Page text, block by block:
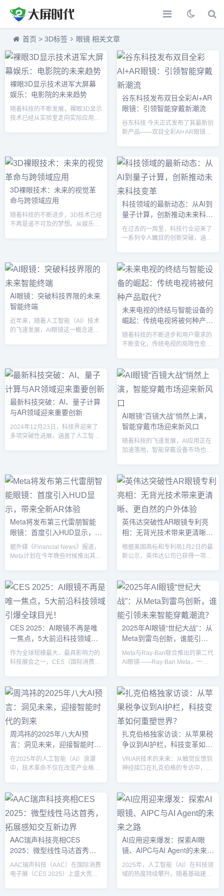
首页 > 3D标签 眼镜 相关文章
裸眼3D显示技术进军大屏幕
娱乐：电影院的未来趋势
随着科技的不断发展，裸眼3D显示
技术已经从实验室走向实际应用，
3D眼镜的束缚，还为观众带来了更
加沉浸的观影体验。本文将深入探
讨裸眼3D如何改变电影院的未来趋
势，推动大屏幕娱乐进入一个全新
的时代。1. 什么是裸眼3D技术？
专门的显示屏技术，能够在不使...
谷东科技发布双目全彩AI+AR
眼镜：引领智能穿戴新潮流
谷东科技 今天正式发布了其最新创
新产品——双目全彩AI+AR眼镜，
眼镜采用双目全彩显示、强大的 AI
计算能力以及轻便的设计，旨在为
消费者和专业领域用户带来全新的
智能互动体验。凭借其先进的技术
和广泛的应用前景，谷东科技的这
款眼镜预计将在 智能穿戴、娱乐、
教育 和 工业应用 等多个行业引发
创新亮点1. 双...
3D裸眼技术：未来的视觉革
命与跨领域应用
随着科技的不断进步，3D技术已经
不再是遥不可及的梦想。从娱乐到
各业的广泛关注。不同于传统的3D
显示技术，3D裸眼技术使观众无需
佩戴任何眼镜即可享受立体视觉效
果，这一突破性技术的应用正在带
来一场视觉体验的革命。什么是3D
佩戴3D眼镜即可观看3D影像的...
科技领域的最新动态：从AI到
量子计算，创新推动未来科技
变革
在过去的一周里，科技行业迎来了
一系列令人瞩目的创新突破，涵盖
着全球科技公司不断加大研发投
入，技术进步正在改变各行各业的
面貌，塑造未来的科技生态。本文
将深入剖析这些热点新闻，探讨它
们可能带来的影响与挑战。1.
OpenAI推出GPT-5：人工智能迈向
新高峰OpenAI在其最新的产品发
新一代的大型语言模型被誉为...
AI眼镜：突破科技界限的未来
智能终端
近年来，随着人工智能（AI）技术
的飞速发展，AI眼镜这一概念逐渐
能硬件的变革。尽管当前技术仍处
于发展初期，但AI眼镜的潜力与未
来发展趋势不容忽视。本文将深入
剖析AI眼镜的发展现状、面临的技
术挑战以及未来可能的市场变革。
融合AI眼镜的兴起...
未来电视的终结与智能设备的
崛起：传统电视将被何种产品
取代？
随着科技的不断进步和用户需求的
不断变化，传统电视的局限性愈加
投影技术，未来的家居娱乐系统将
呈现出更高的智能化、个性化与沉
浸感。过去那种简单的“屏幕+遥控
设备所取代，传统电视的地位正在
经历前所未有的变革。接下来，我
们将一一探讨这些创新设备将如何
有的观看体验。1. 智能大屏设备与
全...
最新科技突破：AI、量子计算
与AR领域迎来重要创新
2024年12月23日，科技界迎来了
多项突破性进展，涵盖了人工智
远影响。OpenAI推出全新记忆功
能，个性化体验再升级OpenAI宣
布为其AI助手ChatGPT推出全新记
忆功能，能够在跨对话时回忆用户
的历史交流内容，从而提供更加个
性化的服务。用户可以控制自己的
对话记忆，选择删除、...
AI眼镜“百镜大战”悄然上演，
智能穿戴市场迎来新风口
随着科技的飞速发展，AI应用正在
加速落地，智能穿戴设备市场也迎
内科技企业纷纷发布AI眼镜相关产
品，而更多企业也计划在即将举行
的2025年国际消费电子产品展览会
（CES 2025）上推出全新AI眼
镜。这些新品的发布意味着，AI眼
镜已成为智能穿戴市场的新风口，
有望引领下一代终端革命，掀起一
市场竞争加剧2024...
Meta将发布第三代雷朋智能
眼镜：首度引入HUD显示，带
来全新AR体验
据外媒《Financial News》报道，
Meta计划在今年晚些时候推出其与
载HUD（抬头显示）屏幕，标志着
Meta在增强现实（AR）技术领域
迈出了重要一步。自2019年起，
Meta便与全球眼镜制造商Essilor
Luxottica展开合作，共同开发智能
眼镜产品。2021年，Meta推出了
首款Facebook雷朋智能...
英伟达突破性AR眼镜专利亮
相：无背光技术带来更清晰、
更自然的户外体验
根据美国商标和专利局1月2日的最
新公示，英伟达公司已获得一项名
变AR眼镜的显示效果，特别是在
户外场景中的表现。传统的AR眼
镜常常依赖背光系统来提升显示效
果，但在强光或户外环境中，背光
反而会影响视觉清晰度。英伟达的
最新专利摒弃了这一传统方式，采
用了数字全息技术和环境光干涉技
和双视点立体显示系统，成功解决
了户外显...
CES 2025：AI眼镜不再是唯
一焦点，5大前沿科技领域引
爆全球目光！
作为全球规模最大、最具影响力的
科技展会之一，CES（国际消费类
全球创新者和行业领导者齐聚拉斯
维加斯，展示最新的技术与产品，
吸引了来自160多个国家的观众和
媒体。今年的CES 2025，虽然AI
眼镜成为了一大热议话题，但实际
上，还有五大科技板块的创新亮点
值得我们关注，它们可能会彻底改
英伟达与国产厂商合作...
2025年AI眼镜“世纪大战”：从
Meta到雷鸟创新，谁能引领
未来智能穿戴潮流？
Meta与Ray-Ban联合推出的第二代
AI眼镜——Ray-Ban Meta，一经
Ban Meta迅速成为AI眼镜的引领
者，销量突破200万台，成为市场
上首个超预期的爆款产品。正当行
业内一片沸腾之时，国内AI眼镜厂
商纷纷入场，期望在这片新兴的赛
道中分一杯羹，2025年被业界认为
将是“AI眼镜的世纪大战”之年。雷
周鸿祎的2025年八大AI预
言：洞见未来，迎接智能时代
的到来
在2025年的人工智能（AI）浪潮
中，技术革命不仅在改变产业格
技界的先锋人物，以其独到的洞察
和战略眼光，提出了AI领域的八大
预言。这些预言展现了未来AI技术
在普及、应用及其社会影响上的趋
势，呼吁人们积极适应这一智能化
时代的变化。一、AI技术普及与就
业的深远影响周鸿祎预言，不学习
代的风险。这一观点直击未来就...
扎克伯格独家访谈：从苹果税
争议到AI护栏，科技变革如何
重塑世界？
VR/AR技术的未来：从触觉反馈到
神经接口在扎克伯格的专访中，他
基于腕式或大脑植入的神经接口，
他强调了这些技术在游戏、医疗等
领域的巨大潜力。扎克伯格预测，
未来的VR体验不仅限于个人家庭
设备，还将扩展到沉浸式VR场
所。他特别提到，神经接口技术可
能率先在医疗领域应用，为患者恢
和日常生活中。AI的潜力与风险：
从赋...
AAC瑞声科技亮相CES
2025：微型线性马达首秀，
拓展感知交互新边界
AAC瑞声科技（AAC）在国际消费
电子展（CES 2025）上盛大亮
AI应用迎来爆发：探索AI眼
镜、AIPC与AI Agent的未来之
路
2025年，人工智能（AI）在科技领
域的热度持续攀升。随着基础建设